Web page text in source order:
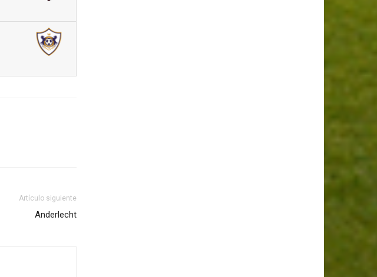
Artículo siguiente
Anderlecht